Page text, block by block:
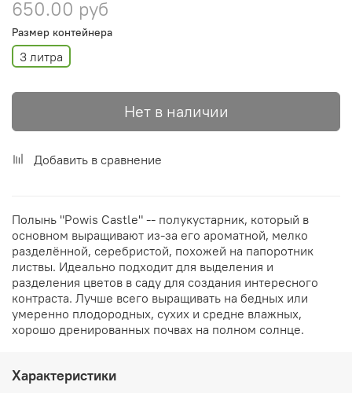
650.00 руб
Размер контейнера
3 литра
Нет в наличии
Добавить в сравнение
Полынь "Powis Castle" -- полукустарник, который в
основном выращивают из-за его ароматной, мелко
разделённой, серебристой, похожей на папоротник
листвы. Идеально подходит для выделения и
разделения цветов в саду для создания интересного
контраста. Лучше всего выращивать на бедных или
умеренно плодородных, сухих и средне влажных,
хорошо дренированных почвах на полном солнце.
Характеристики